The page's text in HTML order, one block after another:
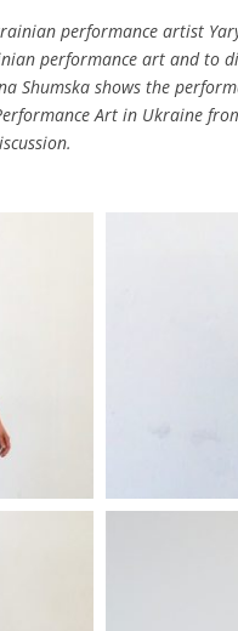
performance artist
performance art and to
Shumska shows the
Art in Ukraine